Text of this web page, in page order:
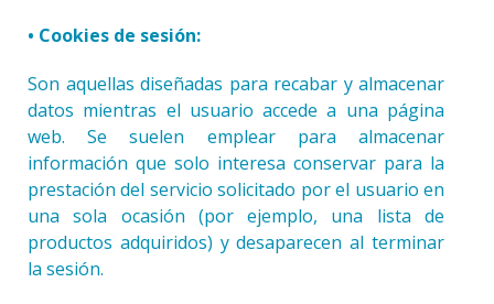
• Cookies de sesión:
Son aquellas diseñadas para recabar y almacenar
datos mientras el usuario accede a una página
web. Se suelen emplear para almacenar
información que solo interesa conservar para la
prestación del servicio solicitado por el usuario en
una sola ocasión (por ejemplo, una lista de
productos adquiridos) y desaparecen al terminar
la sesión.